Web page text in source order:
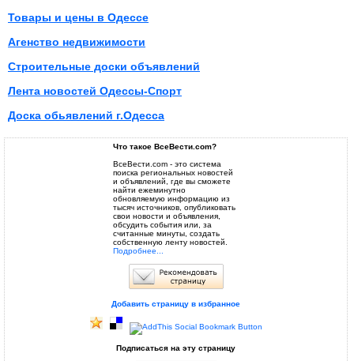
Товары и цены в Одессе
Агенство недвижимости
Строительные доски объявлений
Лента новостей Одессы-Спорт
Доска обьявлений г.Одесса
Что такое ВсеВести.com?
ВсеВести.com - это система
поиска региональных новостей
и объявлений, где вы сможете
найти ежеминутно
обновляемую информацию из
тысяч источников, опубликовать
свои новости и объявления,
обсудить события или, за
считанные минуты, создать
собственную ленту новостей.
Подробнее...
Добавить страницу в избранное
Подписаться на эту страницу